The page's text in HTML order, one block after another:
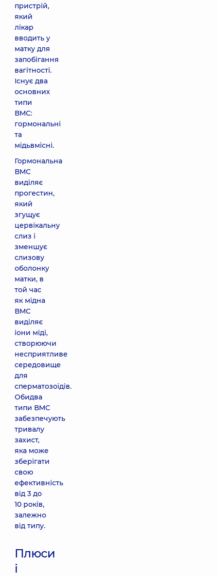
пристрій,
який
лікар
вводить у
матку для
запобігання
вагітності.
Існує два
основних
типи
ВМС:
гормональні
та
мідьвмісні.
Гормональна
ВМС
виділяє
прогестин,
який
згущує
цервікальну
слиз і
зменшує
слизову
оболонку
матки, в
той час
як мідна
ВМС
виділяє
іони міді,
створюючи
несприятливе
середовище
для
сперматозоїдів.
Обидва
типи ВМС
забезпечують
тривалу
захист,
яка може
зберігати
свою
ефективність
від 3 до
10 років,
залежно
від типу.
Плюси
і